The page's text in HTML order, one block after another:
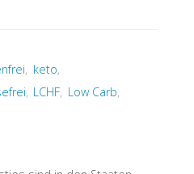
, keto,
, LCHF, Low Carb,